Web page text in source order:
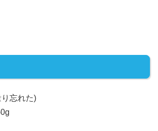
忘れた)